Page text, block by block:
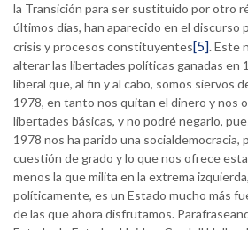
la Transición para ser sustituido por otro
últimos días, han aparecido en el
crisis y procesos constituyentes[5]. Este
alterar las libertades políticas ganadas en
liberal que, al fin y al cabo, somos siervos
1978, en tanto nos quitan el dinero y nos
libertades básicas, y no podré negarlo,
1978 nos ha parido una socialdemocracia,
cuestión de grado y lo que nos ofrece
menos la que milita en la extrema
políticamente, es un Estado mucho más
de las que ahora disfrutamos.